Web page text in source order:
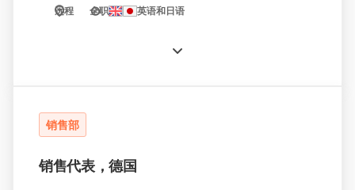
远程 全职 英语和日语
销售部
销售代表，德国